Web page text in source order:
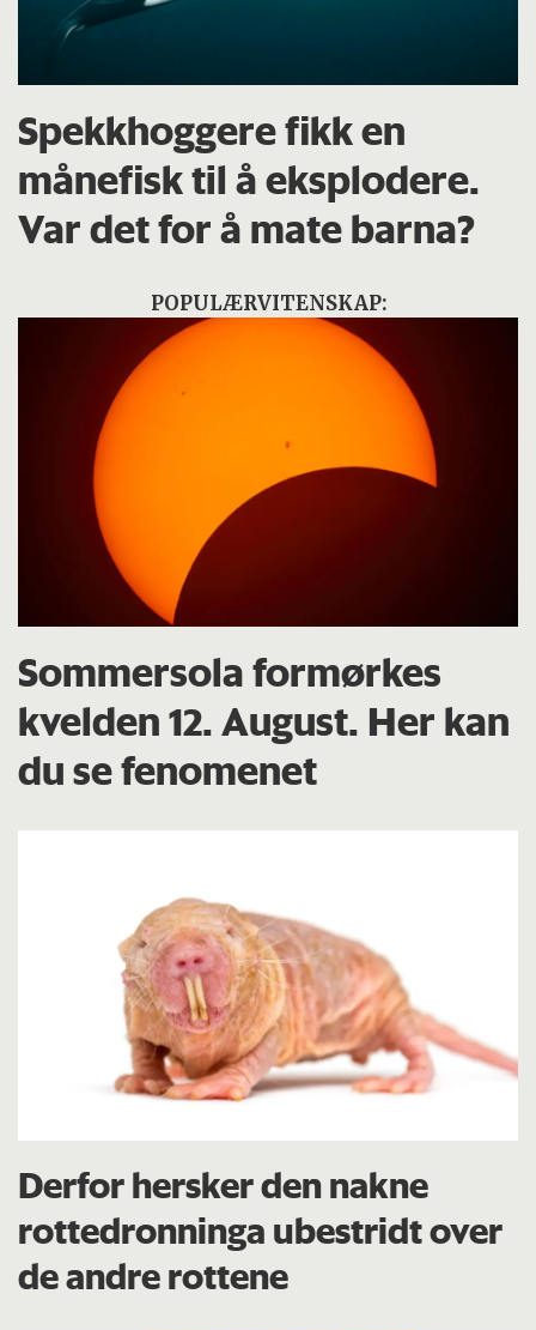
Spekkhoggere fikk en
månefisk til å eksplodere.
Var det for å mate barna?
POPULÆRVITENSKAP:
Sommersola formørkes
kvelden 12. August. Her kan
du se fenomenet
Derfor hersker den nakne
rottedronninga ubestridt over
de andre rottene